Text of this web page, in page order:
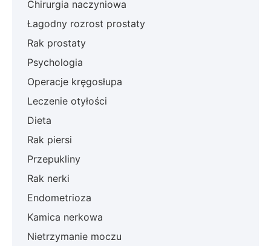
Chirurgia naczyniowa
Łagodny rozrost prostaty
Rak prostaty
Psychologia
Operacje kręgosłupa
Leczenie otyłości
Dieta
Rak piersi
Przepukliny
Rak nerki
Endometrioza
Kamica nerkowa
Nietrzymanie moczu